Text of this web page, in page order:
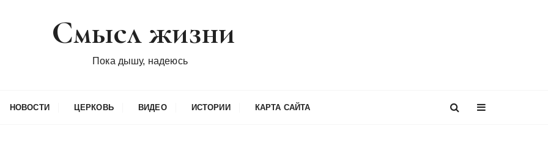
Смысл жизни
Пока дышу, надеюсь
НОВОСТИ ЦЕРКОВЬ ВИДЕО ИСТОРИИ КАРТА САЙТА